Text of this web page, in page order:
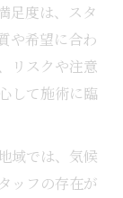
足度は、スタ
や希望に合わ
リスクや注意
して施術に臨
域では、気候
ッフの存在が